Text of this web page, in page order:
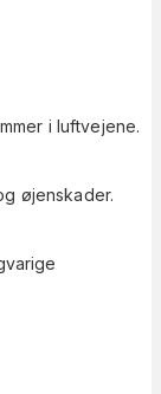
i luftvejene.
øjenskader.